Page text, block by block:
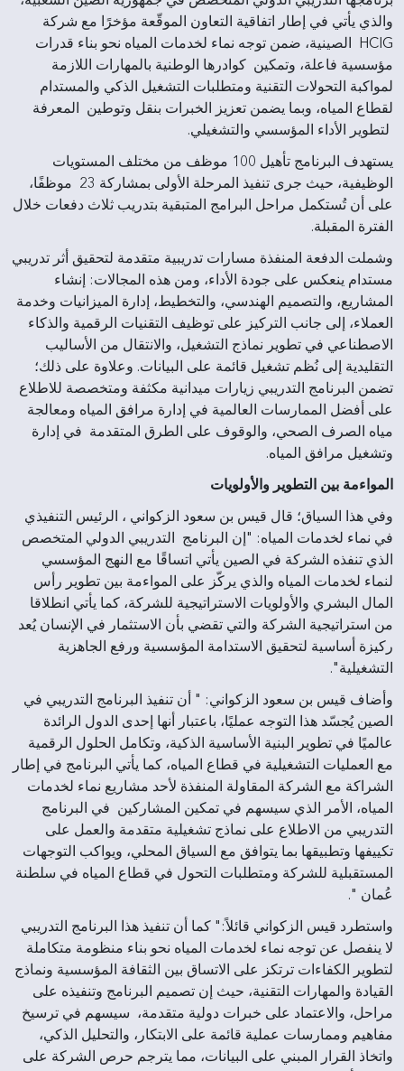
والذي يأتي في إطار اتفاقية التعاون الموقّعة مؤخرًا مع شركة
HCIG الصينية، ضمن توجه نماء لخدمات المياه نحو بناء قدرات
مؤسسية فاعلة، وتمكين كوادرها الوطنية بالمهارات اللازمة
لمواكبة التحولات التقنية ومتطلبات التشغيل الذكي والمستدام
لقطاع المياه، وبما يضمن تعزيز الخبرات بنقل وتوطين المعرفة
لتطوير الأداء المؤسسي والتشغيلي.
يستهدف البرنامج تأهيل 100 موظف من مختلف المستويات
الوظيفية، حيث جرى تنفيذ المرحلة الأولى بمشاركة 23 موظفًا،
على أن تُستكمل مراحل البرامج المتبقية بتدريب ثلاث دفعات خلال
الفترة المقبلة.
وشملت الدفعة المنفذة مسارات تدريبية متقدمة لتحقيق أثر تدريبي
مستدام ينعكس على جودة الأداء، ومن هذه المجالات: إنشاء
المشاريع، والتصميم الهندسي، والتخطيط، إدارة الميزانيات وخدمة
العملاء، إلى جانب التركيز على توظيف التقنيات الرقمية والذكاء
الاصطناعي في تطوير نماذج التشغيل، والانتقال من الأساليب
التقليدية إلى نُظم تشغيل قائمة على البيانات. وعلاوة على ذلك؛
تضمن البرنامج التدريبي زيارات ميدانية مكثفة ومتخصصة للاطلاع
على أفضل الممارسات العالمية في إدارة مرافق المياه ومعالجة
مياه الصرف الصحي، والوقوف على الطرق المتقدمة في إدارة
وتشغيل مرافق المياه.
المواءمة بين التطوير والأولويات
وفي هذا السياق؛ قال قيس بن سعود الزكواني ، الرئيس التنفيذي
في نماء لخدمات المياه: "إن البرنامج التدريبي الدولي المتخصص
الذي تنفذه الشركة في الصين يأتي اتساقًا مع النهج المؤسسي
لنماء لخدمات المياه والذي يركّز على المواءمة بين تطوير رأس
المال البشري والأولويات الاستراتيجية للشركة، كما يأتي انطلاقا
من استراتيجية الشركة والتي تقضي بأن الاستثمار في الإنسان يُعد
ركيزة أساسية لتحقيق الاستدامة المؤسسية ورفع الجاهزية
التشغيلية".
وأضاف قيس بن سعود الزكواني: " أن تنفيذ البرنامج التدريبي في
الصين يُجسّد هذا التوجه عمليًا، باعتبار أنها إحدى الدول الرائدة
عالميًا في تطوير البنية الأساسية الذكية، وتكامل الحلول الرقمية
مع العمليات التشغيلية في قطاع المياه، كما يأتي البرنامج في إطار
الشراكة مع الشركة المقاولة المنفذة لأحد مشاريع نماء لخدمات
المياه، الأمر الذي سيسهم في تمكين المشاركين في البرنامج
التدريبي من الاطلاع على نماذج تشغيلية متقدمة والعمل على
تكييفها وتطبيقها بما يتوافق مع السياق المحلي، ويواكب التوجهات
المستقبلية للشركة ومتطلبات التحول في قطاع المياه في سلطنة
عُمان ".
واستطرد قيس الزكواني قائلاً:" كما أن تنفيذ هذا البرنامج التدريبي
لا ينفصل عن توجه نماء لخدمات المياه نحو بناء منظومة متكاملة
لتطوير الكفاءات ترتكز على الاتساق بين الثقافة المؤسسية ونماذج
القيادة والمهارات التقنية، حيث إن تصميم البرنامج وتنفيذه على
مراحل، والاعتماد على خبرات دولية متقدمة، سيسهم في ترسيخ
مفاهيم وممارسات عملية قائمة على الابتكار، والتحليل الذكي،
واتخاذ القرار المبني على البيانات، مما يترجم حرص الشركة على